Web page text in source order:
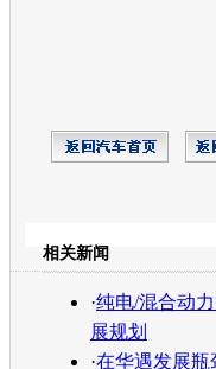
相关新闻
·纯电/混合动
展规划
·在华遇发展瓶